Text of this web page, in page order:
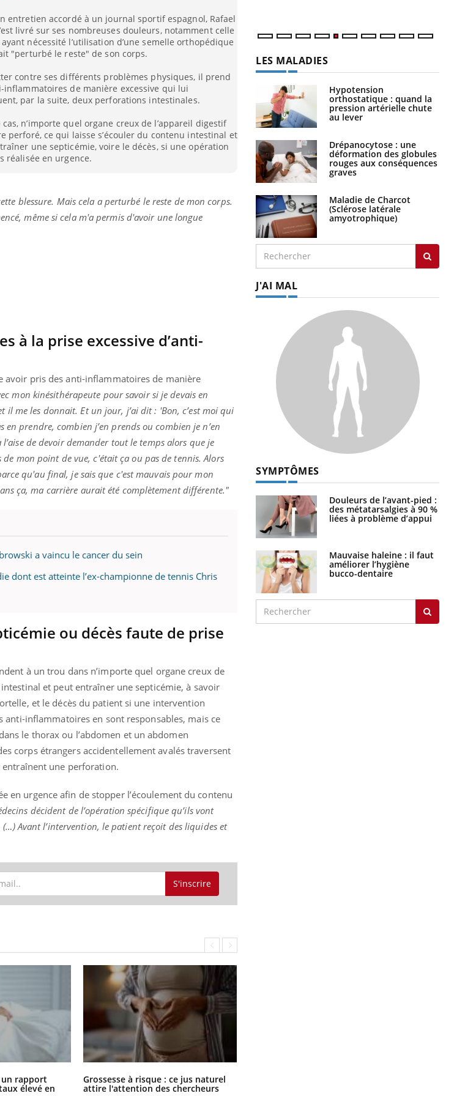
entretien accordé à un journal sportif espagnol, Rafael
livré sur ses nombreuses douleurs, notamment celle
nécessité l’utilisation d’une semelle orthopédique
"perturbé le reste" de son corps.
contre ses différents problèmes physiques, il prend
inflammatoires de manière excessive qui lui
par la suite, deux perforations intestinales.
cas, n’importe quel organe creux de l’appareil digestif
perforé, ce qui laisse s’écouler du contenu intestinal et
une septicémie, voire le décès, si une opération
réalisée en urgence.
blessure. Mais cela a perturbé le reste de mon corps.
même si cela m'a permis d'avoir une longue
à la prise excessive d’anti-
avoir pris des anti-inflammatoires de manière
mon kinésithérapeute pour savoir si je devais en
me les donnait. Et un jour, j’ai dit : 'Bon, c’est moi qui
prendre, combien j’en prends ou combien je n’en
de devoir demander tout le temps alors que je
de mon point de vue, c'était ça ou pas de tennis. Alors
qu'au final, je sais que c'est mauvais pour mon
ça, ma carrière aurait été complètement différente."
a vaincu le cancer du sein
dont est atteinte l’ex-championne de tennis Chris
ou décès faute de prise
à un trou dans n’importe quel organe creux de
et peut entraîner une septicémie, à savoir
et le décès du patient si une intervention
anti-inflammatoires en sont responsables, mais ce
le thorax ou l’abdomen et un abdomen
corps étrangers accidentellement avalés traversent
une perforation.
en urgence afin de stopper l’écoulement du contenu
décident de l’opération spécifique qu’ils vont
Avant l’intervention, le patient reçoit des liquides et
S'inscrire
rapport
élevé en
Grossesse à risque : ce jus naturel
attire l'attention des chercheurs
LES MALADIES
Hypotension
orthostatique : quand la
pression artérielle chute
au lever
Drépanocytose : une
déformation des globules
rouges aux conséquences
graves
Maladie de Charcot
(Sclérose latérale
amyotrophique)
J'AI MAL
SYMPTÔMES
Douleurs de l’avant-pied :
des métatarsalgies à 90 %
liées à problème d’appui
Mauvaise haleine : il faut
améliorer l’hygiène
bucco-dentaire